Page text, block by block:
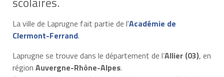
La ville de Laprugne fait partie de l'Académie de
Clermont-Ferrand.
Laprugne se trouve dans le département de l’Allier (03), en
région Auvergne-Rhône-Alpes.